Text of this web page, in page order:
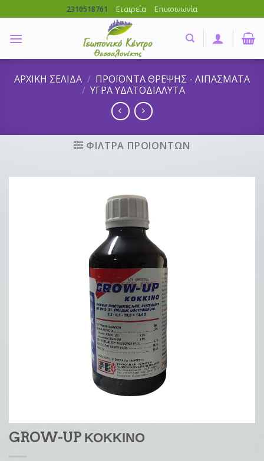
to
content
2310518761 Εταιρεία Επικοινωνία
ΑΡΧΙΚΗ ΣΕΛΙΔΑ / ΠΡΟΪΟΝΤΑ ΘΡΕΨΗΣ - ΛΙΠΑΣΜΑΤΑ
/ ΥΓΡΑ ΥΔΑΤΟΔΙΑΛΥΤΑ
ΦΙΛΤΡΑ ΠΡΟΙΟΝΤΩΝ
GROW-UP ΚΟΚΚΙΝΟ